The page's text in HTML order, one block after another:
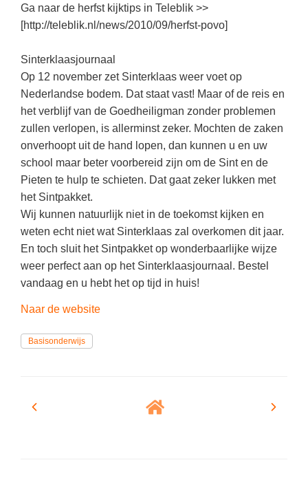
Onderwijsprijs
Schoolreisideeën
Schoolspullen
Seizoenen
Seksualiteit
Sinterklaas
Spelletjes
Sprookjes
Startpagina onderwijs
Tweede Wereldoorlog
Onderwijslonen
Vrijeschoolonderwijs
Montessori onderwijs
Jenaplanonderwijs
Daltononderwijs
Schoolspullen
Onderwijsvacatures
Afscheidstekst collega
Studieschuld & Hypotheek
Middelbare school niveaus
Studenten laptop
Docentenplein nieuwsbrief
Nieuwsbrief archief
Huiswerkbegeleider zoeken
Ga naar de herfst kijktips in Teleblik >>
[http://teleblik.nl/news/2010/09/herfst-povo]
Sinterklaasjournaal
Op 12 november zet Sinterklaas weer voet op
Nederlandse bodem. Dat staat vast! Maar of de reis en
het verblijf van de Goedheiligman zonder problemen
zullen verlopen, is allerminst zeker. Mochten de zaken
onverhoopt uit de hand lopen, dan kunnen u en uw
school maar beter voorbereid zijn om de Sint en de
Pieten te hulp te schieten. Dat gaat zeker lukken met
het Sintpakket.
Wij kunnen natuurlijk niet in de toekomst kijken en
weten echt niet wat Sinterklaas zal overkomen dit jaar.
En toch sluit het Sintpakket op wonderbaarlijke wijze
weer perfect aan op het Sinterklaasjournaal. Bestel
vandaag en u hebt het op tijd in huis!
Naar de website
Basisonderwijs